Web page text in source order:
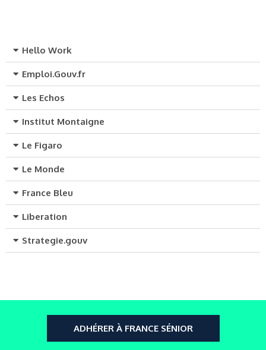
Hello Work
Emploi.Gouv.fr
Les Echos
Institut Montaigne
Le Figaro
Le Monde
France Bleu
Liberation
Strategie.gouv
ADHÉRER À FRANCE SÉNIOR